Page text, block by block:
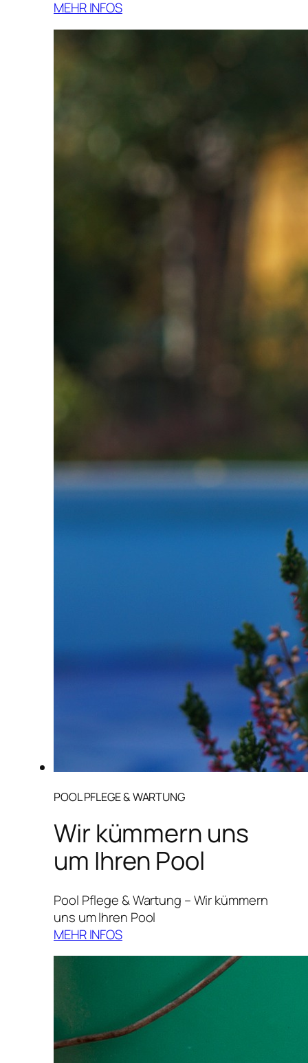
MEHR INFOS
POOL PFLEGE & WARTUNG
Wir kümmern uns
um Ihren Pool
Pool Pflege & Wartung – Wir kümmern
uns um Ihren Pool
MEHR INFOS